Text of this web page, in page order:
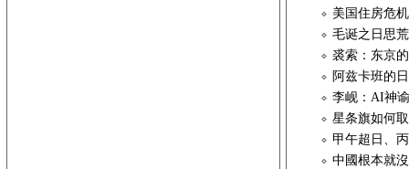
美国住房危
毛诞之日思
裘索：东京
阿兹卡班的
李岘：AI神
星条旗如何
甲午超日、
中國根本就